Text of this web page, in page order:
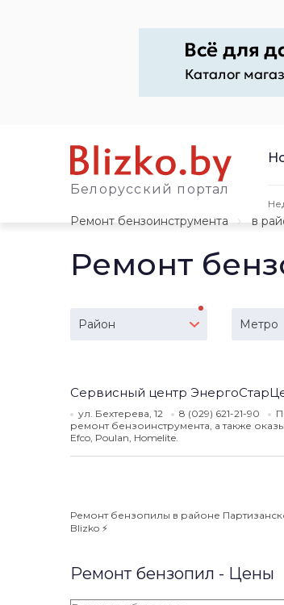
Белорусский портал
Ремонт бензоинструмента
в
Ремонт
Район Метро
Сервисный центр
ул. Бехтерева, 12 8 (029) 621-21-90
ремонт бензоинструмента, а также
Efco, Poulan, Homelite.
Ремонт бензопилы в районе
Blizko ⚡️
Ремонт бензопил - Цены